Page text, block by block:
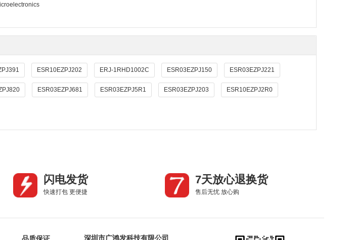
ESR10EZPJ202 ERJ-1RHD1002C ESR03EZPJ150 ESR03EZPJ221
ESR03EZPJ681 ESR03EZPJ5R1 ESR03EZPJ203 ESR10EZPJ2R0
闪电发货
快速打包 更便捷
7天放心退换货
售后无忧 放心购
深圳市广鸿发科技有限公司